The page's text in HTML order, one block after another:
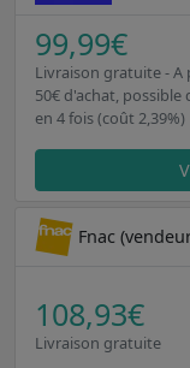
99,99€
Livraison gratuite - A
50€ d'achat, possible
en 4 fois (coût 2,39%)
Fnac
108,93€
Livraison gratuite